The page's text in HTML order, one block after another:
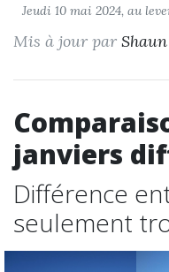
Jeudi 10 mai 2024, au
Mis à jour par
janviers
Différence
seulement